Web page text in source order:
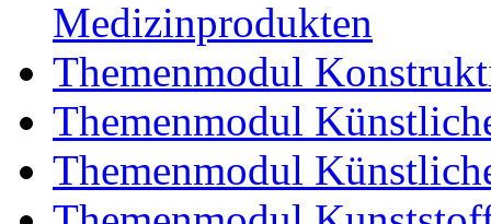
Medizinprodukten
Themenmodul
Themenmodul
Themenmodul